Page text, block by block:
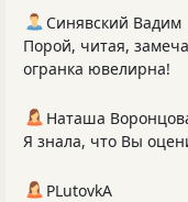
Синявский Вадим
Порой, читая,
огранка ювелирна!
Наташа
Я знала, что Вы
PLutоvkА